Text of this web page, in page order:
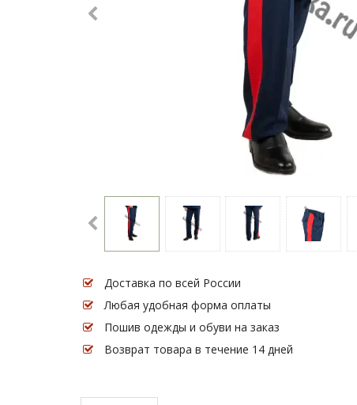
Доставка по всей России
Любая удобная форма оплаты
Пошив одежды и обуви на заказ
Возврат товара в течение 14 дней